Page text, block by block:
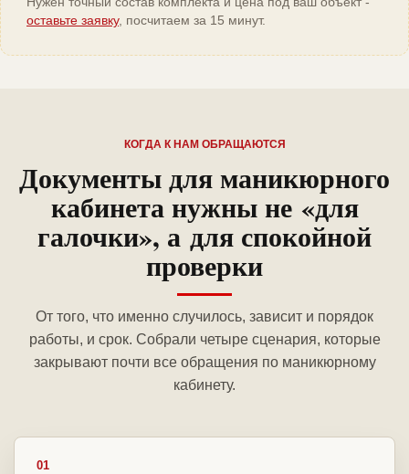
оставьте заявку, посчитаем за 15 минут.
КОГДА К НАМ ОБРАЩАЮТСЯ
Документы для маникюрного
кабинета нужны не «для
галочки», а для спокойной
проверки
От того, что именно случилось, зависит и порядок
работы, и срок. Собрали четыре сценария, которые
закрывают почти все обращения по маникюрному
кабинету.
01